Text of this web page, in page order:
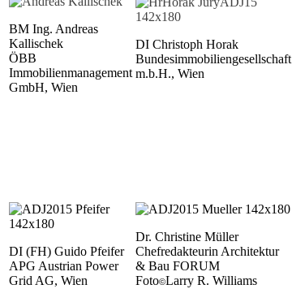
BM Ing. Andreas
Kallischek
ÖBB
Immobilienmanagement
GmbH, Wien
DI Christoph Horak
Bundesimmobiliengesellschaft
m.b.H., Wien
DI (FH) Guido Pfeifer
APG Austrian Power
Grid AG, Wien
Dr. Christine Müller
Chefredakteurin Architektur
& Bau FORUM
Foto©Larry R. Williams